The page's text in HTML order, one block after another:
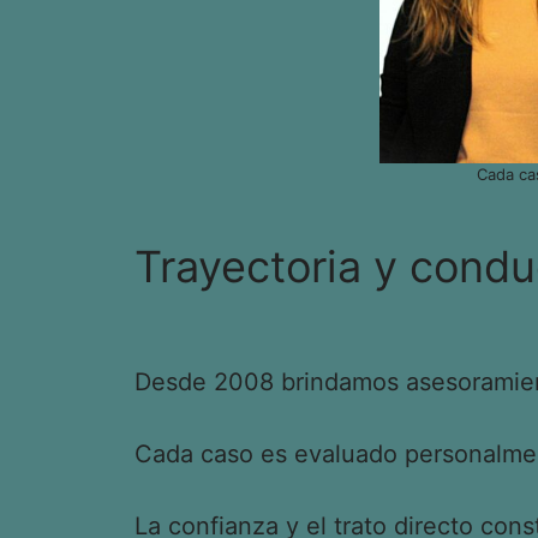
Cada
Trayectoria y
Desde 2008 brindamos
Cada caso es evaluado
La confianza y el trato directo